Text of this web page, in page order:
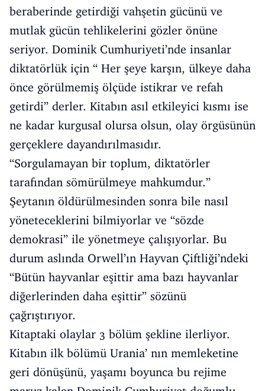
beraberinde getirdiği vahşetin gücünü ve
mutlak gücün tehlikelerini gözler önüne
seriyor. Dominik Cumhuriyeti’nde insanlar
diktatörlük için “ Her şeye karşın, ülkeye daha
önce görülmemiş ölçüde istikrar ve refah
getirdi” derler. Kitabın asıl etkileyici kısmı ise
ne kadar kurgusal olursa olsun, olay örgüsünün
gerçeklere dayandırılmasıdır.
“Sorgulamayan bir toplum, diktatörler
tarafından sömürülmeye mahkumdur.”
Şeytanın öldürülmesinden sonra bile nasıl
yöneteceklerini bilmiyorlar ve “sözde
demokrasi” ile yönetmeye çalışıyorlar. Bu
durum aslında Orwell’ın Hayvan Çiftliği’ndeki
“Bütün hayvanlar eşittir ama bazı hayvanlar
diğerlerinden daha eşittir” sözünü
çağrıştırıyor.
Kitaptaki olaylar 3 bölüm şekline ilerliyor.
Kitabın ilk bölümü Urania’ nın memleketine
geri dönüşünü, yaşamı boyunca bu rejime